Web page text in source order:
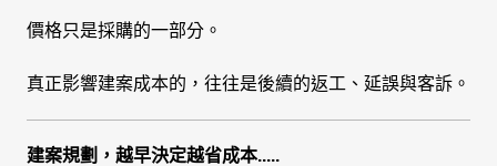
價格只是採購的一部分。
真正影響建案成本的，往往是後續的返工、延誤與客訴。
建案規劃，越早決定越省成本.....